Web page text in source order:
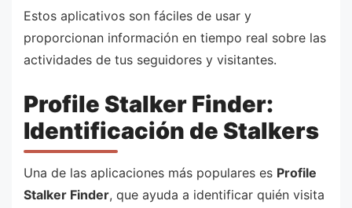
Estos aplicativos son fáciles de usar y
proporcionan información en tiempo real sobre las
actividades de tus seguidores y visitantes.
Profile Stalker Finder:
Identificación de Stalkers
Una de las aplicaciones más populares es Profile
Stalker Finder, que ayuda a identificar quién visita